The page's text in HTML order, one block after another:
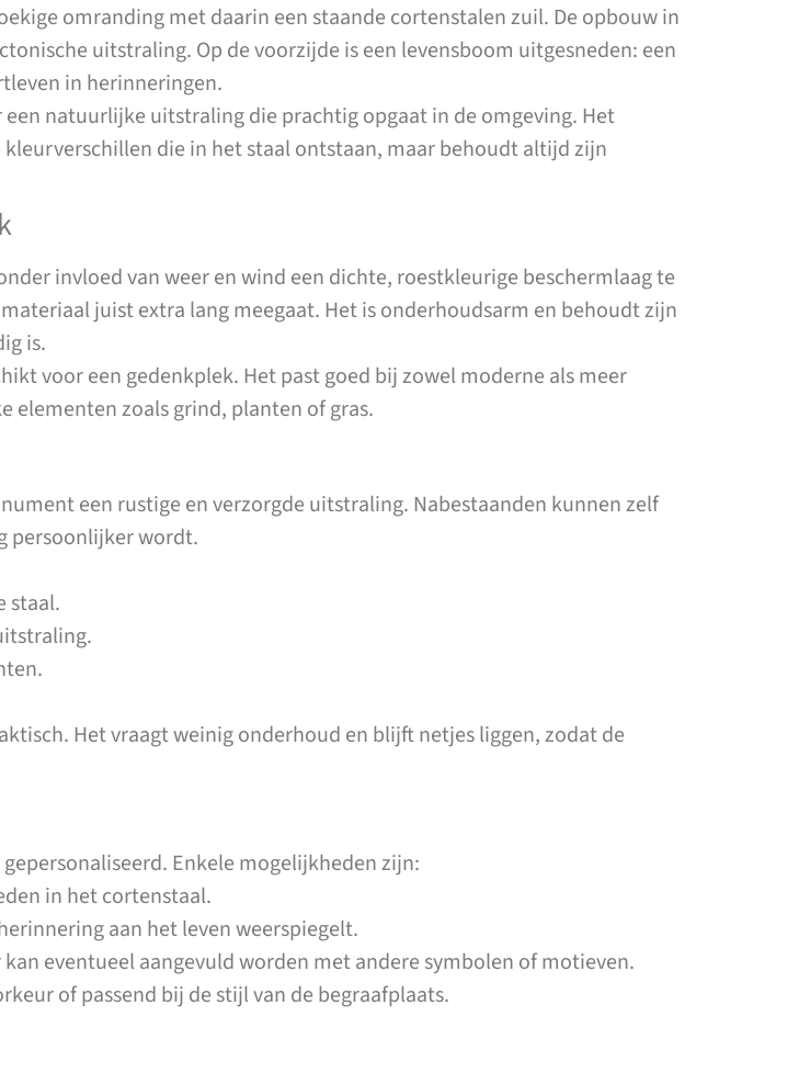
omranding met daarin een staande cortenstalen zuil. De opbouw in
uitstraling. Op de voorzijde is een levensboom uitgesneden: een
in herinneringen.
natuurlijke uitstraling die prachtig opgaat in de omgeving. Het
die in het staal ontstaan, maar behoudt altijd zijn
invloed van weer en wind een dichte, roestkleurige beschermlaag te
juist extra lang meegaat. Het is onderhoudsarm en behoudt zijn
is.
voor een gedenkplek. Het past goed bij zowel moderne als meer
elementen zoals grind, planten of gras.
een rustige en verzorgde uitstraling. Nabestaanden kunnen zelf
persoonlijker wordt.
staal.
Het vraagt weinig onderhoud en blijft netjes liggen, zodat de
Enkele mogelijkheden zijn:
in het cortenstaal.
aan het leven weerspiegelt.
eventueel aangevuld worden met andere symbolen of motieven.
of passend bij de stijl van de begraafplaats.